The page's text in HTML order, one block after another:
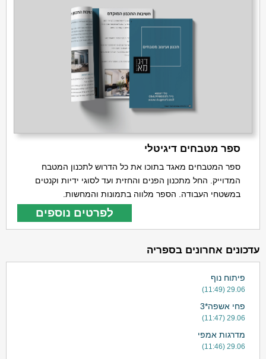
ספר מטבחים דיגיטלי
ספר המטבחים מאגד בתוכו את כל הדרוש לתכנון המטבח
המדוייק. החל מתכנון הפנים והחזית ועד לסוגי ידיות וקנטים
במשטחי העבודה. הספר מלווה בתמונות והמחשות.
לפרטים נוספים
עדכונים אחרונים בספריה
פיתוח נוף
29.06 (11:49)
פחי אשפה*3
29.06 (11:47)
מדרגות אמפי
29.06 (11:46)